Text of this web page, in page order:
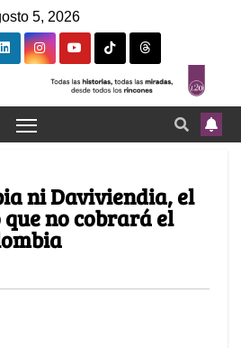
5, 2026
ni Daviviendia, el
no cobrará el